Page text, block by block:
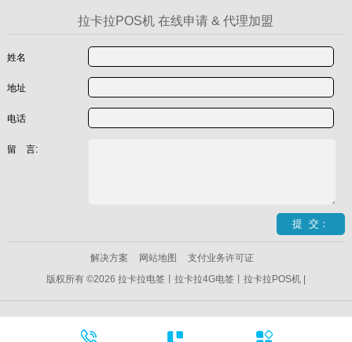
拉卡拉POS机 在线申请 & 代理加盟
姓名
地址
电话
留 言:
解决方案 网站地图
支付业务许可证
版权所有 ©2026 拉卡拉电签丨拉卡拉4G电签丨拉卡拉POS机 |